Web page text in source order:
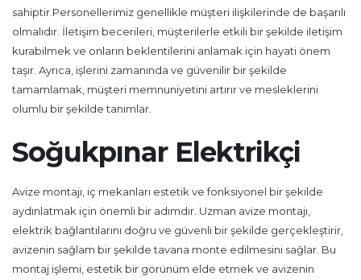
sahiptir.Personellerimiz genellikle müşteri ilişkilerinde de başarılı
olmalıdır. İletişim becerileri, müşterilerle etkili bir şekilde iletişim
kurabilmek ve onların beklentilerini anlamak için hayati önem
taşır. Ayrıca, işlerini zamanında ve güvenilir bir şekilde
tamamlamak, müşteri memnuniyetini artırır ve mesleklerini
olumlu bir şekilde tanımlar.
Soğukpınar Elektrikçi
Avize montajı, iç mekanları estetik ve fonksiyonel bir şekilde
aydınlatmak için önemli bir adımdır. Uzman avize montajı,
elektrik bağlantılarını doğru ve güvenli bir şekilde gerçekleştirir,
avizenin sağlam bir şekilde tavana monte edilmesini sağlar. Bu
montaj işlemi, estetik bir görünüm elde etmek ve avizenin